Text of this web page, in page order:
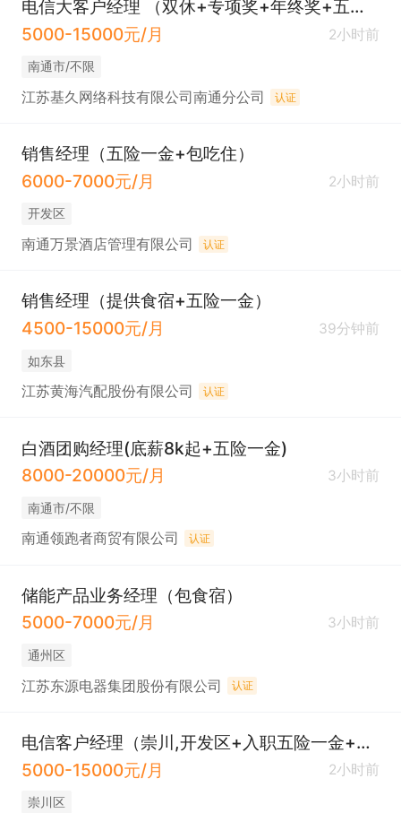
电信大客户经理 （双休+专项奖+年终奖+五险一金）
5000-15000元/月
2小时前
南通市/不限
江苏基久网络科技有限公司南通分公司 认证
销售经理（五险一金+包吃住）
6000-7000元/月
2小时前
开发区
南通万景酒店管理有限公司 认证
销售经理（提供食宿+五险一金）
4500-15000元/月
39分钟前
如东县
江苏黄海汽配股份有限公司 认证
白酒团购经理(底薪8k起+五险一金)
8000-20000元/月
3小时前
南通市/不限
南通领跑者商贸有限公司 认证
储能产品业务经理（包食宿）
5000-7000元/月
3小时前
通州区
江苏东源电器集团股份有限公司 认证
电信客户经理（崇川,开发区+入职五险一金+双休）
5000-15000元/月
2小时前
崇川区